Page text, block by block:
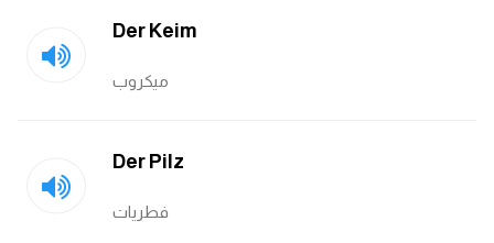
Der Keim
ميكروب
Der Pilz
فطريات